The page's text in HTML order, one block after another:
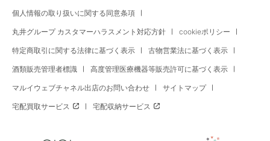
個人情報の取り扱いに関する同意条項
丸井グループ カスタマーハラスメント対応方針 cookieポリシー
特定商取引に関する法律に基づく表示 古物営業法に基づく表示
酒類販売管理者標識 高度管理医療機器等販売許可に基づく表示
マルイウェブチャネル出店のお問い合わせ サイトマップ
宅配買取サービス 宅配収納サービス